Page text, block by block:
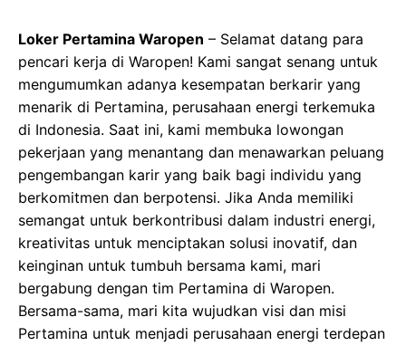
Loker Pertamina Waropen – Selamat datang para
pencari kerja di Waropen! Kami sangat senang untuk
mengumumkan adanya kesempatan berkarir yang
menarik di Pertamina, perusahaan energi terkemuka
di Indonesia. Saat ini, kami membuka lowongan
pekerjaan yang menantang dan menawarkan peluang
pengembangan karir yang baik bagi individu yang
berkomitmen dan berpotensi. Jika Anda memiliki
semangat untuk berkontribusi dalam industri energi,
kreativitas untuk menciptakan solusi inovatif, dan
keinginan untuk tumbuh bersama kami, mari
bergabung dengan tim Pertamina di Waropen.
Bersama-sama, mari kita wujudkan visi dan misi
Pertamina untuk menjadi perusahaan energi terdepan